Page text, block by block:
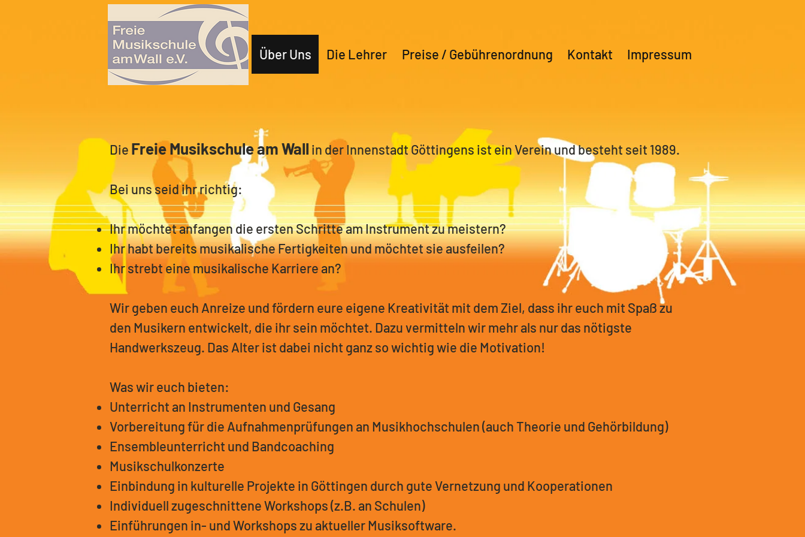
Über Uns Die Lehrer Preise / Gebührenordnung Kontakt Impressum
Die Freie Musikschule am Wall in der Innenstadt Göttingens ist ein Verein und besteht seit 1989.
Bei uns seid ihr richtig:
Ihr möchtet anfangen die ersten Schritte am Instrument zu meistern?
Ihr habt bereits musikalische Fertigkeiten und möchtet sie ausfeilen?
Ihr strebt eine musikalische Karriere an?
Wir geben euch Anreize und fördern eure eigene Kreativität mit dem Ziel, dass ihr euch mit Spaß zu
den Musikern entwickelt, die ihr sein möchtet. Dazu vermitteln wir mehr als nur das nötigste
Handwerkszeug. Das Alter ist dabei nicht ganz so wichtig wie die Motivation!
Was wir euch bieten:
Unterricht an Instrumenten und Gesang
Vorbereitung für die Aufnahmenprüfungen an Musikhochschulen (auch Theorie und Gehörbildung)
Ensembleunterricht und Bandcoaching
Musikschulkonzerte
Einbindung in kulturelle Projekte in Göttingen durch gute Vernetzung und Kooperationen
Individuell zugeschnittene Workshops (z.B. an Schulen)
Einführungen in- und Workshops zu aktueller Musiksoftware.